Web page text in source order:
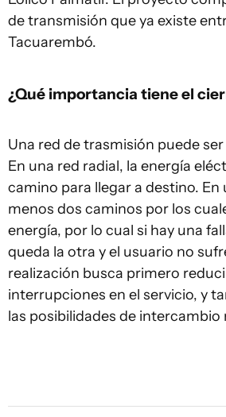
de transmisión que ya existe
Tacuarembó.
¿Qué importancia tiene el
Una red de trasmisión puede
En una red radial, la energía
camino para llegar a destino. En
menos dos caminos por los
energía, por lo cual si hay una
queda la otra y el usuario no
realización busca primero
interrupciones en el servicio, y
las posibilidades de intercambio